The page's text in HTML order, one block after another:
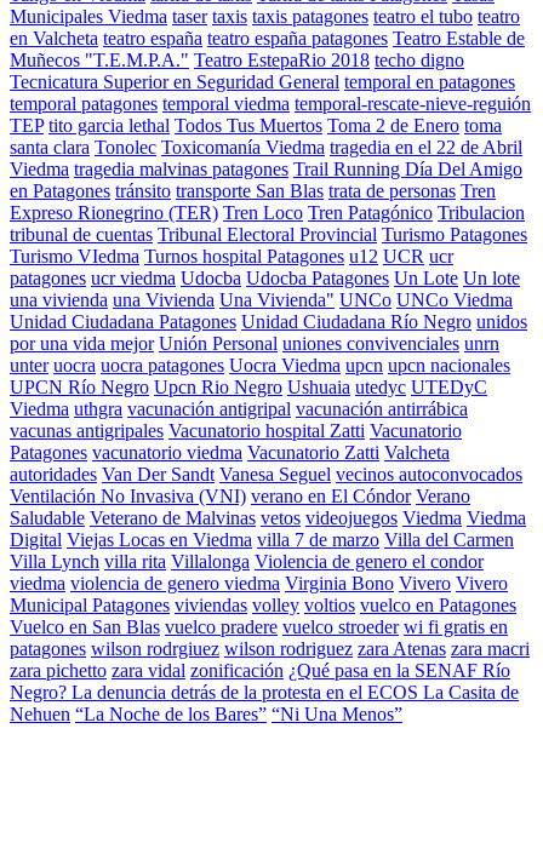
Municipales Viedma taser taxis taxis patagones teatro el tubo teatro
en Valcheta teatro españa teatro españa patagones Teatro Estable de
Muñecos "T.E.M.P.A." Teatro EstepaRio 2018 techo digno
Tecnicatura Superior en Seguridad General temporal en patagones
temporal patagones temporal viedma temporal-rescate-nieve-reguión
TEP tito garcia lethal Todos Tus Muertos Toma 2 de Enero toma
santa clara Tonolec Toxicomanía Viedma tragedia en el 22 de Abril
Viedma tragedia malvinas patagones Trail Running Día Del Amigo
en Patagones tránsito transporte San Blas trata de personas Tren
Expreso Rionegrino (TER) Tren Loco Tren Patagónico Tribulacion
tribunal de cuentas Tribunal Electoral Provincial Turismo Patagones
Turismo VIedma Turnos hospital Patagones u12 UCR ucr
patagones ucr viedma Udocba Udocba Patagones Un Lote Un lote
una vivienda una Vivienda Una Vivienda" UNCo UNCo Viedma
Unidad Ciudadana Patagones Unidad Ciudadana Río Negro unidos
por una vida mejor Unión Personal uniones convivenciales unrn
unter uocra uocra patagones Uocra Viedma upcn upcn nacionales
UPCN Río Negro Upcn Rio Negro Ushuaia utedyc UTEDyC
Viedma uthgra vacunación antigripal vacunación antirrábica
vacunas antigripales Vacunatorio hospital Zatti Vacunatorio
Patagones vacunatorio viedma Vacunatorio Zatti Valcheta
autoridades Van Der Sandt Vanesa Seguel vecinos autoconvocados
Ventilación No Invasiva (VNI) verano en El Cóndor Verano
Saludable Veterano de Malvinas vetos videojuegos Viedma Viedma
Digital Viejas Locas en Viedma villa 7 de marzo Villa del Carmen
Villa Lynch villa rita Villalonga Violencia de genero el condor
viedma violencia de genero viedma Virginia Bono Vivero Vivero
Municipal Patagones viviendas volley voltios vuelco en Patagones
Vuelco en San Blas vuelco pradere vuelco stroeder wi fi gratis en
patagones wilson rodrgiuez wilson rodriguez zara Atenas zara macri
zara pichetto zara vidal zonificación ¿Qué pasa en la SENAF Río
Negro? La denuncia detrás de la protesta en el ECOS La Casita de
Nehuen “La Noche de los Bares” “Ni Una Menos”